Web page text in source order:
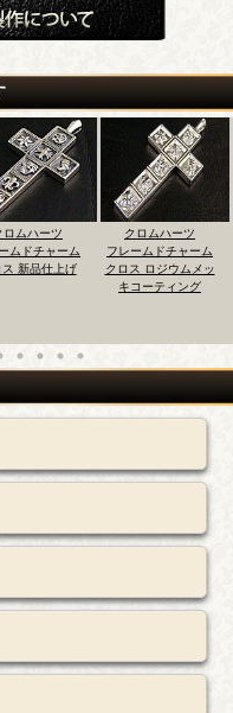
クロムハーツ
フレームドチャーム
クロス ロジウムメッ
キコーティング
クロム
フレームド
ックチャー
サファイア